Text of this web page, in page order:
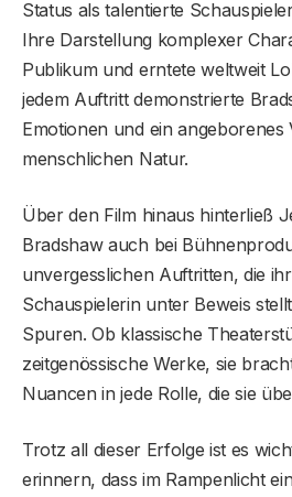
Status als talentierte
Ihre Darstellung komplexer
Publikum und erntete weltweit
jedem Auftritt demonstrierte
Emotionen und ein angeborenes
menschlichen Natur.
Über den Film hinaus hinterließ
Bradshaw auch bei
unvergesslichen Auftritten, die
Schauspielerin unter Beweis
Spuren. Ob klassische
zeitgenössische Werke, sie
Nuancen in jede Rolle, die sie
Trotz all dieser Erfolge ist es
erinnern, dass im Rampenlicht